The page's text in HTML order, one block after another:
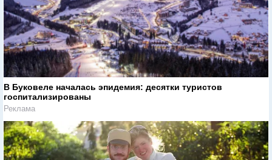
В Буковеле началась эпидемия: десятки туристов
госпитализированы
Реклама